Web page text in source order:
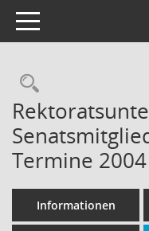
Toggle navigation
Termine 2004
Informationen